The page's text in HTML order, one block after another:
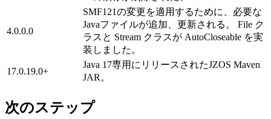
4.0.0.0
SMF121の変更を適用するために、必要な
Javaファイルが追加、更新される。 File ク
ラスと Stream クラスが AutoCloseable を実
装しました。
17.0.19.0+
Java 17専用にリリースされたJZOS Maven
JAR。
次のステップ